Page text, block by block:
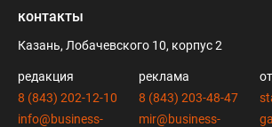
контакты
Казань, Лобачевского 10, корпус 2
редакция
8 (843) 202-12-10
info@business-
реклама
8 (843) 203-48-47
mir@business-